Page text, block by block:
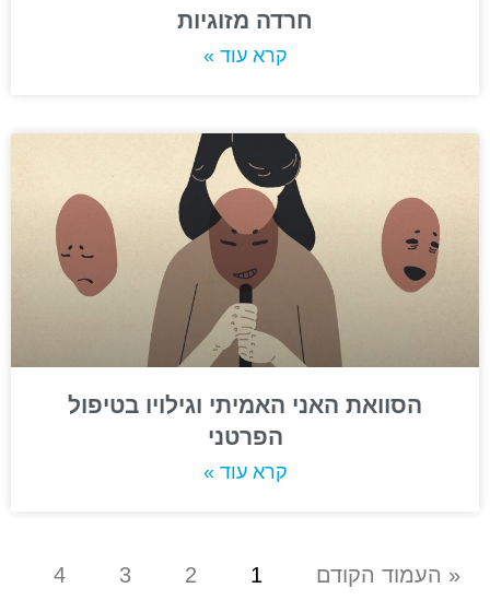
חרדה מזוגיות
קרא עוד »
הסוואת האני האמיתי וגילויו בטיפול
הפרטני
קרא עוד »
« העמוד הקודם 1
2
3
4